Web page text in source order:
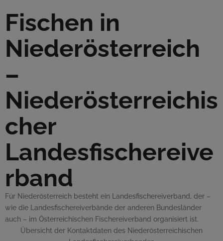
Fischen in
Niederösterreich
–
Niederösterreichis
cher
Landesfischereive
rband
Für Niederösterreich besteht ein Landesfischereiverband, der –
wie die Landesfischereiverbände der anderen Bundesländer
auch – im Österreichischen Fischereiverband organisiert ist.
Übersicht der Kontaktdaten des Niederösterreichischen